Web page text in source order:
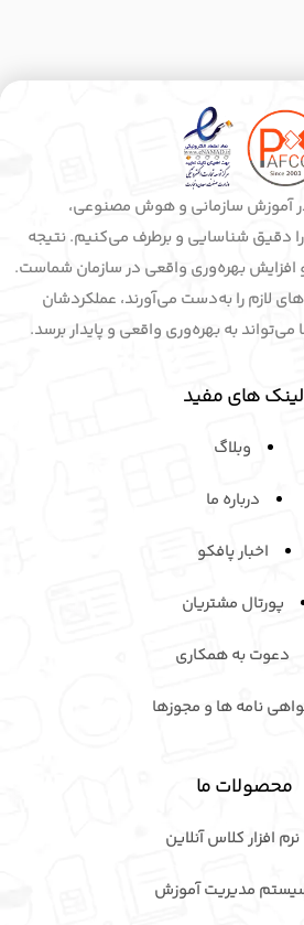
سابقه در آموزش سازمانی و هوش مصنوعی،
دقیق شناسایی و برطرف می‌کنیم. نتیجه
و افزایش بهره‌وری واقعی در سازمان شماست.
لازم را به‌دست می‌آورند، عملکردشان
به بهره‌وری واقعی و پایدار برسد.
لینک های مفید
وبلاگ
درباره ما
اخبار پافکو
پورتال مشتریان
دعوت به همکاری
نامه ها و مجوزها
محصولات ما
نرم افزار کلاس آنلاین
مدیریت آموزش